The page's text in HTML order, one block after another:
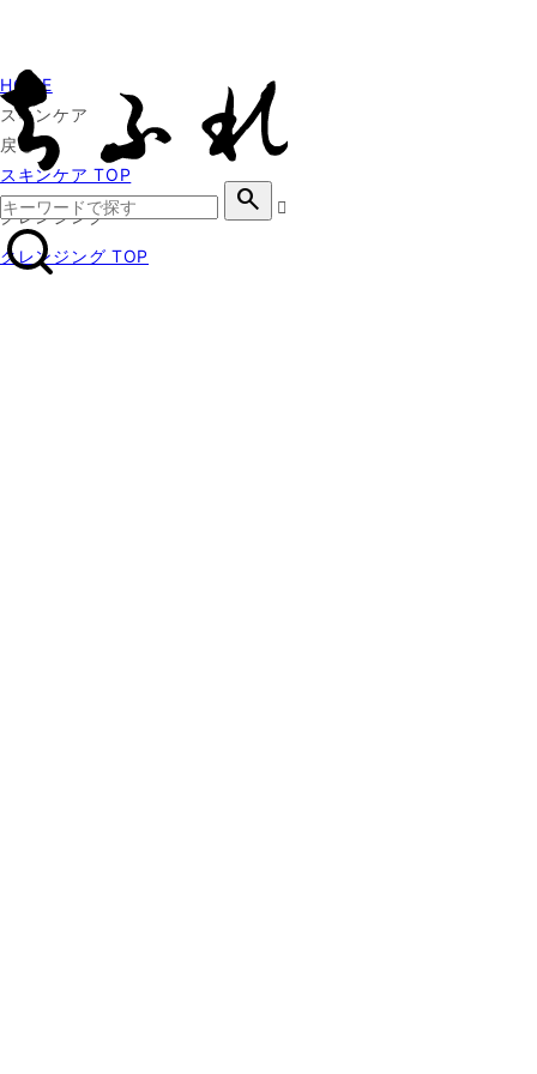
search
HOME
スキンケア
戻る
スキンケア TOP
クレンジング
クレンジング TOP